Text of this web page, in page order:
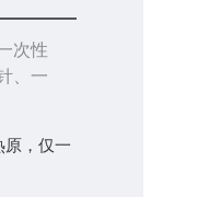
次性
、一
原，仅一